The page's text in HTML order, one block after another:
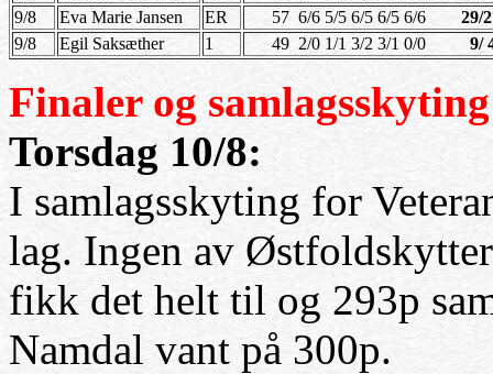
9/8
Eva Marie Jansen ER 57 6/6 5/5 6/5 6/5 6/6 29/
9/8
Egil Saksæther 1 49 2/0 1/1 3/2 3/1 0/0 9/
Finaler og
Torsdag 10/8:
I samlagsskyting for
lag. Ingen av
fikk det helt til og 293p
Namdal vant på 300p.